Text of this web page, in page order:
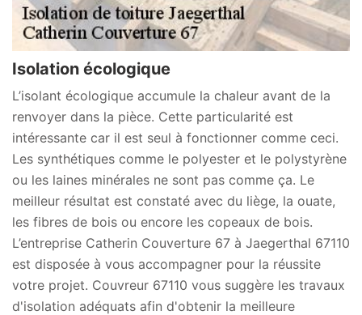
Isolation écologique
L’isolant écologique accumule la chaleur avant de la
renvoyer dans la pièce. Cette particularité est
intéressante car il est seul à fonctionner comme ceci.
Les synthétiques comme le polyester et le polystyrène
ou les laines minérales ne sont pas comme ça. Le
meilleur résultat est constaté avec du liège, la ouate,
les fibres de bois ou encore les copeaux de bois.
L’entreprise Catherin Couverture 67 à Jaegerthal 67110
est disposée à vous accompagner pour la réussite
votre projet. Couvreur 67110 vous suggère les travaux
d'isolation adéquats afin d'obtenir la meilleure